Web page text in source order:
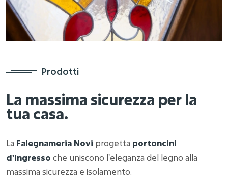
Prodotti
La massima sicurezza per la
tua casa.
La Falegnameria Novi progetta portoncini
d'ingresso che uniscono l'eleganza del legno alla
massima sicurezza e isolamento.